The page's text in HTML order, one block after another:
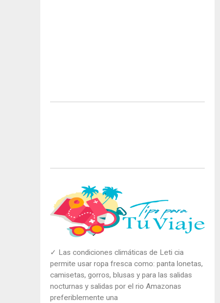
✓ Las condiciones climáticas de Leti cia
permite usar ropa fresca como: panta lonetas,
camisetas, gorros, blusas y para las salidas
nocturnas y salidas por el rio Amazonas
preferiblemente una